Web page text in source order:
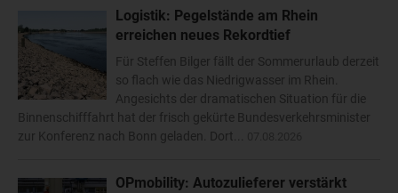
Logistik: Pegelstände am Rhein
erreichen neues Rekordtief
Für Steffen Bilger fällt der Sommerurlaub derzeit
so flach wie das Niedrigwasser im Rhein.
Angesichts der dramatischen Situation für die
Binnenschifffahrt hat der frisch gekürte Bundesverkehrsminister
zur Konferenz nach Bonn geladen. Dort...
OPmobility: Autozulieferer verstärkt